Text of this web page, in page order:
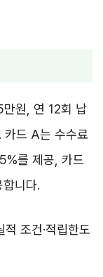
만원, 연 12회 납
드 A는 수수료
를 제공, 카드
니다.
조건·적립한도